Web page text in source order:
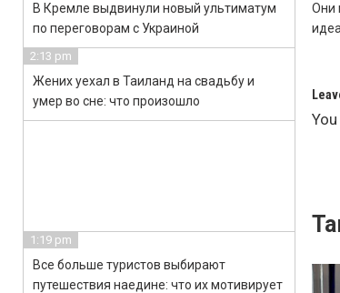
Они
В Кремле выдвинули новый ультиматум
по переговорам с Украиной
2:13 pm
Жених уехал в Таиланд на свадьбу и
умер во сне: что произошло
1:19 pm
Все больше туристов выбирают
путешествия наедине: что их мотивирует